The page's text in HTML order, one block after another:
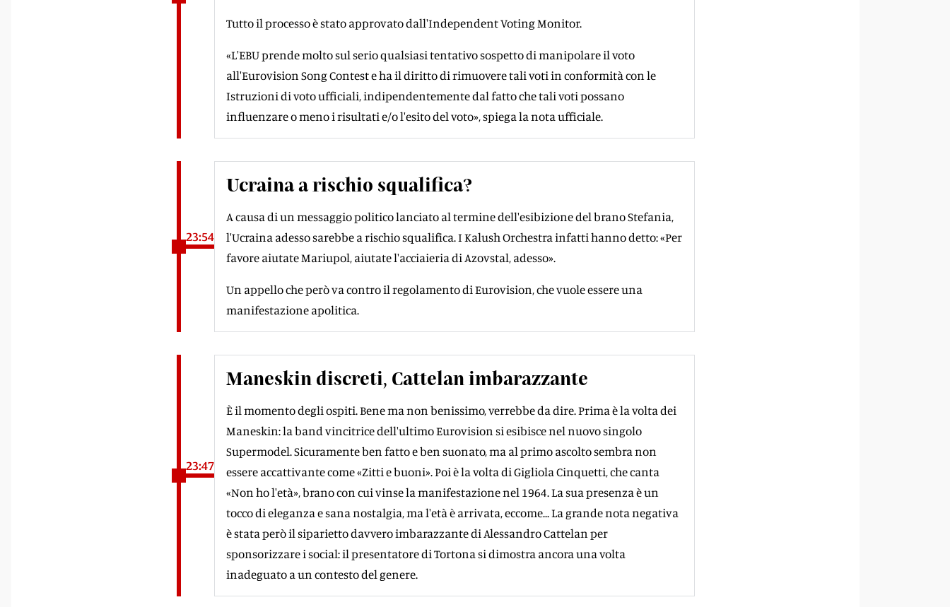
Tutto il processo è stato approvato dall'Independent Voting Monitor.
«L'EBU prende molto sul serio qualsiasi tentativo sospetto di manipolare il voto
all'Eurovision Song Contest e ha il diritto di rimuovere tali voti in conformità con le
Istruzioni di voto ufficiali, indipendentemente dal fatto che tali voti possano
influenzare o meno i risultati e/o l'esito del voto», spiega la nota ufficiale.
23:54
Ucraina a rischio squalifica?
A causa di un messaggio politico lanciato al termine dell'esibizione del brano Stefania,
l'Ucraina adesso sarebbe a rischio squalifica. I Kalush Orchestra infatti hanno detto: «Per
favore aiutate Mariupol, aiutate l'acciaieria di Azovstal, adesso».
Un appello che però va contro il regolamento di Eurovision, che vuole essere una
manifestazione apolitica.
23:47
Maneskin discreti, Cattelan imbarazzante
È il momento degli ospiti. Bene ma non benissimo, verrebbe da dire. Prima è la volta dei
Maneskin: la band vincitrice dell'ultimo Eurovision si esibisce nel nuovo singolo
Supermodel. Sicuramente ben fatto e ben suonato, ma al primo ascolto sembra non
essere accattivante come «Zitti e buoni». Poi è la volta di Gigliola Cinquetti, che canta
«Non ho l'età», brano con cui vinse la manifestazione nel 1964. La sua presenza è un
tocco di eleganza e sana nostalgia, ma l'età è arrivata, eccome... La grande nota negativa
è stata però il siparietto davvero imbarazzante di Alessandro Cattelan per
sponsorizzare i social: il presentatore di Tortona si dimostra ancora una volta
inadeguato a un contesto del genere.